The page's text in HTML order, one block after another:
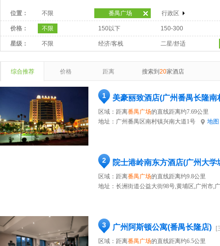
位置： 不限 番禺广场 行政区
价格： 不限 150以下 150-300
星级： 不限 经济/客栈 二星/舒适
综合推荐 价格 距离 搜索到 20家酒店
1 美豪丽致酒店(广州番禺长隆南
区域：距离番禺广场的直线距离约7.69公里
地址： 广州番禺区南村镇兴南大道1号 地图
2 院士港岭南东方酒店(广州大学
区域：距离番禺广场的直线距离约9.8公里
地址： 长洲街道公益大街98号,黄埔区,广州市,
3 广州阿斯顿公寓(番禺长隆店)
[
区域：距离番禺广场的直线距离约6.5公里